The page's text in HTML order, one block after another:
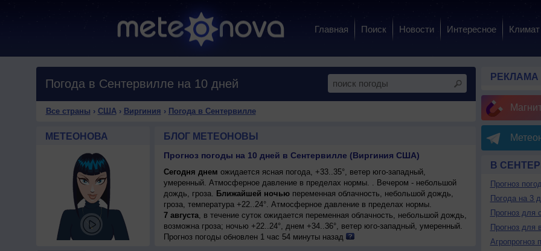
Главная Поиск Новости Интересное Климат
Погода в Сентервилле на 10 дней
Все страны › США› Виргиния › Погода в Сентервилле
МЕТЕОНОВА БЛОГ МЕТЕОНОВЫ
Прогноз погоды на 10 дней в Сентервилле (Виргиния США)
Сегодня днем ожидается ясная погода, +33..35°, ветер юго-западный,
умеренный. Атмосферное давление в пределах нормы. . Вечером - небольшой
дождь, гроза. Ближайшей ночьюпеременная облачность, небольшой дождь,
гроза, температура +22..24°. Атмосферное давление в пределах нормы.
7 августа, в течение суток ожидается переменная облачность, небольшой дождь,
возможна гроза; ночью +22..24°, днем +34..36°, ветер юго-западный, умеренный.
7 августа, ожидается переменная облачность, небольшой дождь, возможна
Прогноз погоды обновлен 1 час 54 минуты назад
РЕКЛАМА
В
Прогноз
Погода на 3
Прогноз для
Прогноз для
Агропрогноз